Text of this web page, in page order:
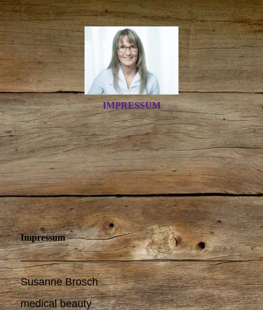
IMPRESSUM
Impressum
Susanne Brosch
medical beauty